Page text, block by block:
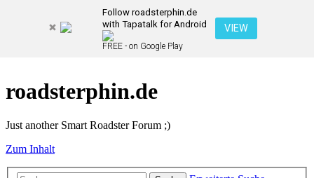
Follow roadsterphin.de
with Tapatalk for Android
FREE - on Google Play
VIEW
roadsterphin.de
Just another Smart Roadster Forum ;)
Zum Inhalt